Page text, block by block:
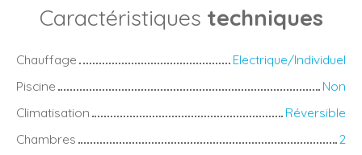
Caractéristiques techniques
Chauffage
Electrique/Individuel
Piscine
Non
Climatisation
Réversible
Chambres
2